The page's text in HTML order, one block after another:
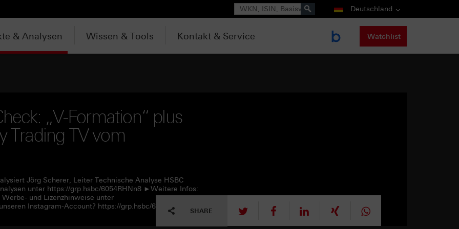
Suche Deutschland
& Analysen Wissen & Tools Kontakt & Service Watchlist
„V-Formation“ plus
Trading TV vom
Jörg Scherer, Leiter Technische Analyse HSBC
unter https://grp.hsbc/6054RHNn8 ►Weitere Infos:
und Lizenzhinweise unter
Instagram-Account? https://grp.hsbc/6057RHNn1
SHARE tweet mitteilen